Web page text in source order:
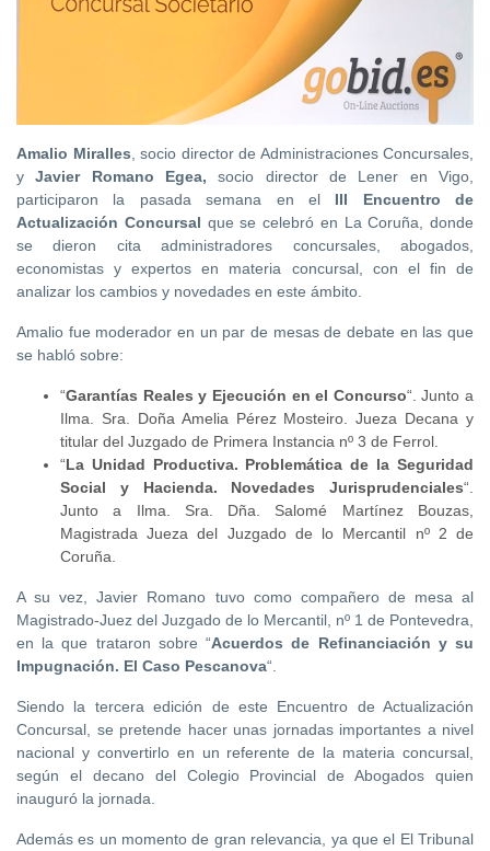
Amalio Miralles , socio director de Administraciones Concursales,
yJavier Romano Egea, socio director de Lener en Vigo,
participaron la pasada semana en el III Encuentro de
Actualización Concursal que se celebró en La Coruña, donde
se dieron cita administradores concursales, abogados,
economistas y expertos en materia concursal, con el fin de
analizar los cambios y novedades en este ámbito.
Amalio fue moderador en un par de mesas de debate en las que
se habló sobre:
“Garantías Reales y Ejecución en el Concurso“. Junto a
Ilma. Sra. Doña Amelia Pérez Mosteiro. Jueza Decana y
titular del Juzgado de Primera Instancia nº 3 de Ferrol.
“La Unidad Productiva. Problemática de la Seguridad
Social y Hacienda. Novedades Jurisprudenciales“.
Junto a Ilma. Sra. Dña. Salomé Martínez Bouzas,
Magistrada Jueza del Juzgado de lo Mercantil nº 2 de
Coruña.
A su vez, Javier Romano tuvo como compañero de mesa al
Magistrado-Juez del Juzgado de lo Mercantil, nº 1 de Pontevedra,
en la que trataron sobre “Acuerdos de Refinanciación y su
Impugnación. El Caso Pescanova“.
Siendo la tercera edición de este Encuentro de Actualización
Concursal, se pretende hacer unas jornadas importantes a nivel
nacional y convertirlo en un referente de la materia concursal,
según el decano del Colegio Provincial de Abogados quien
inauguró la jornada.
Además es un momento de gran relevancia, ya que el El Tribunal